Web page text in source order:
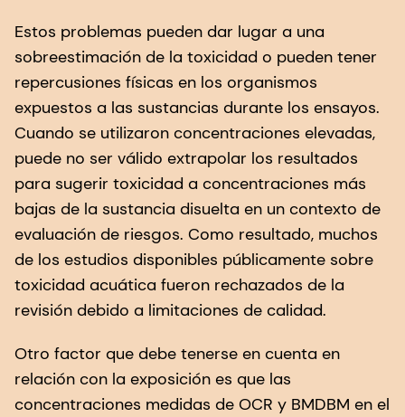
Estos problemas pueden dar lugar a una
sobreestimación de la toxicidad o pueden tener
repercusiones físicas en los organismos
expuestos a las sustancias durante los ensayos.
Cuando se utilizaron concentraciones elevadas,
puede no ser válido extrapolar los resultados
para sugerir toxicidad a concentraciones más
bajas de la sustancia disuelta en un contexto de
evaluación de riesgos. Como resultado, muchos
de los estudios disponibles públicamente sobre
toxicidad acuática fueron rechazados de la
revisión debido a limitaciones de calidad.
Otro factor que debe tenerse en cuenta en
relación con la exposición es que las
concentraciones medidas de OCR y BMDBM en el